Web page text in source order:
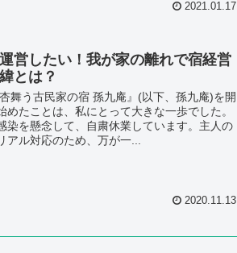
2021.01.17
営したい！我が家の離れで宿経営
とは？
舞う古民家の宿 孫九庵』(以下、孫九庵)を開
めたことは、私にとって大きな一歩でした。
染を懸念して、自粛休業しています。主人の
ル対応のため、万が一...
2020.11.13